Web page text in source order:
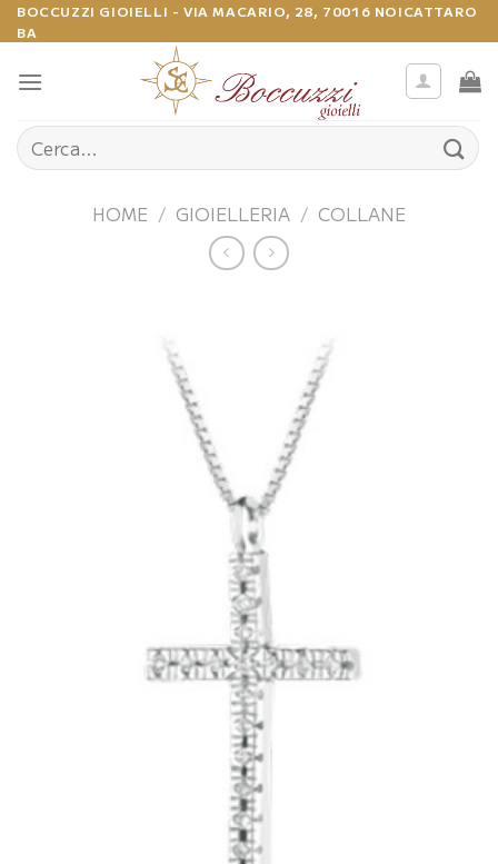
Salta
ai
contenuti
BOCCUZZI GIOIELLI - VIA MACARIO, 28, 70016 NOICATTARO
BA
Cerca:
HOME / GIOIELLERIA / COLLANE